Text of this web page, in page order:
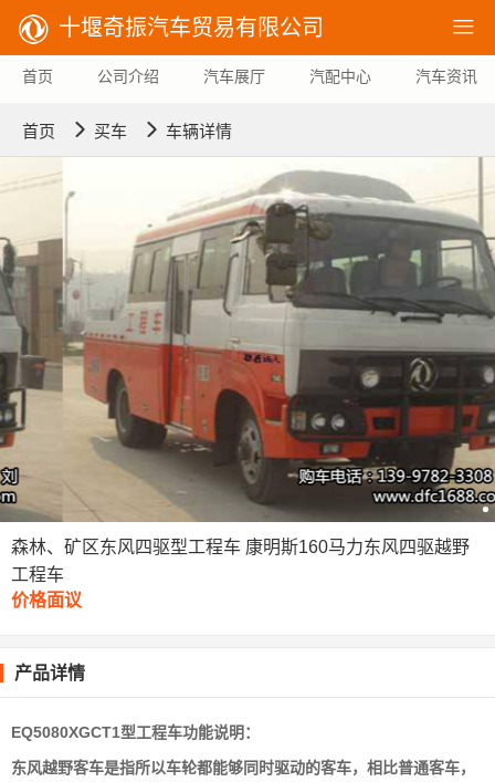
十堰奇振汽车贸易有限公司 
首页 公司介绍 汽车展厅 汽配中心 汽车资讯
首页  买车  车辆详情
森林、矿区东风四驱型工程车 康明斯160马力东风四驱越野
工程车
价格面议
产品详情
EQ5080XGCT1型工程车功能说明：
东风越野客车是指所以车轮都能够同时驱动的客车，相比普通客车，